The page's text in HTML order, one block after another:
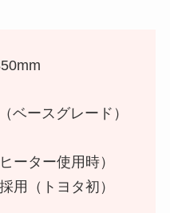
ースグレード）
ター使用時）
用（トヨタ初）